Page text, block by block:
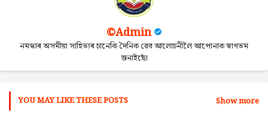
©Admin
নমস্কাৰ অসমীয়া সাহিত্যৰ চানেকি দৈনিক ৱেব আলোচনীলৈ আপোনাক স্বাগতম
জনাইছোঁ
YOU MAY LIKE THESE POSTS Show more